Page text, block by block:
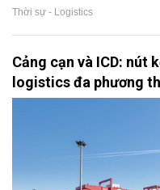
Thời sự - Logistics
Cảng cạn và ICD: nút
logistics đa phương